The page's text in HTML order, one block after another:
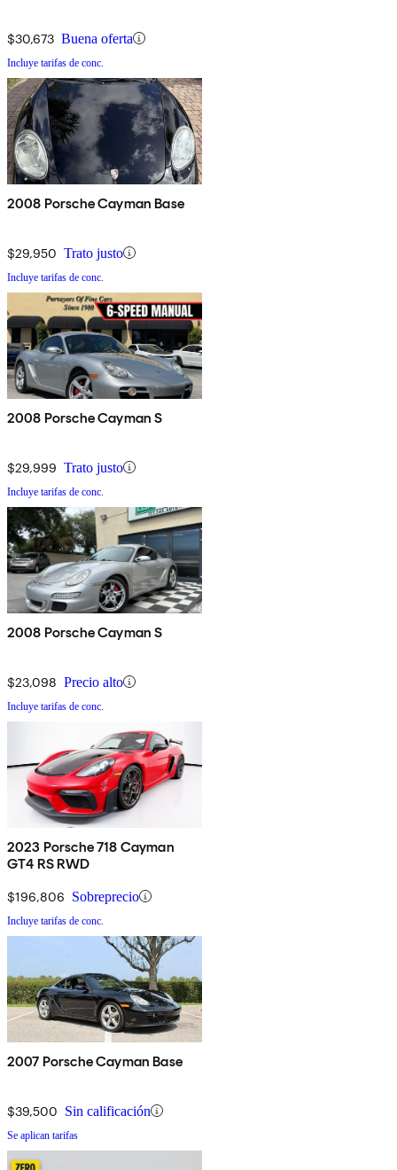
$30,673 Buena oferta
Incluye tarifas de conc.
2008 Porsche Cayman Base
$29,950 Trato justo
Incluye tarifas de conc.
2008 Porsche Cayman S
$29,999 Trato justo
Incluye tarifas de conc.
2008 Porsche Cayman S
$23,098 Precio alto
Incluye tarifas de conc.
2023 Porsche 718 Cayman
GT4 RS RWD
$196,806 Sobreprecio
Incluye tarifas de conc.
2007 Porsche Cayman Base
$39,500 Sin calificación
Se aplican tarifas